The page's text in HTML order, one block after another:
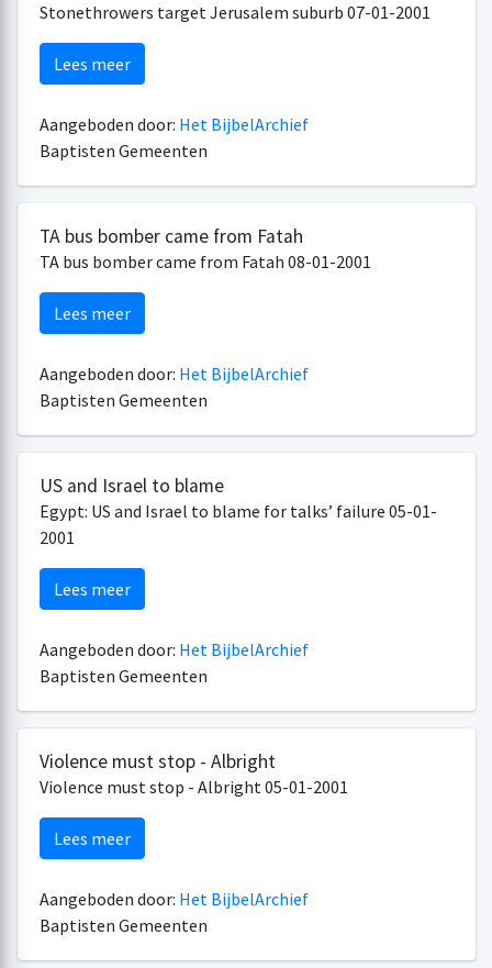
Stonethrowers target Jerusalem suburb 07-01-2001
Lees meer
Aangeboden door: Het BijbelArchief
Baptisten Gemeenten
TA bus bomber came from Fatah
TA bus bomber came from Fatah 08-01-2001
Lees meer
Aangeboden door: Het BijbelArchief
Baptisten Gemeenten
US and Israel to blame
Egypt: US and Israel to blame for talks’ failure 05-01-
2001
Lees meer
Aangeboden door: Het BijbelArchief
Baptisten Gemeenten
Violence must stop - Albright
Violence must stop - Albright 05-01-2001
Lees meer
Aangeboden door: Het BijbelArchief
Baptisten Gemeenten